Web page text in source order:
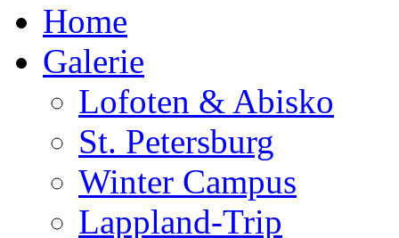
Home
Galerie
Lofoten & Abisko
St. Petersburg
Winter Campus
Lappland-Trip